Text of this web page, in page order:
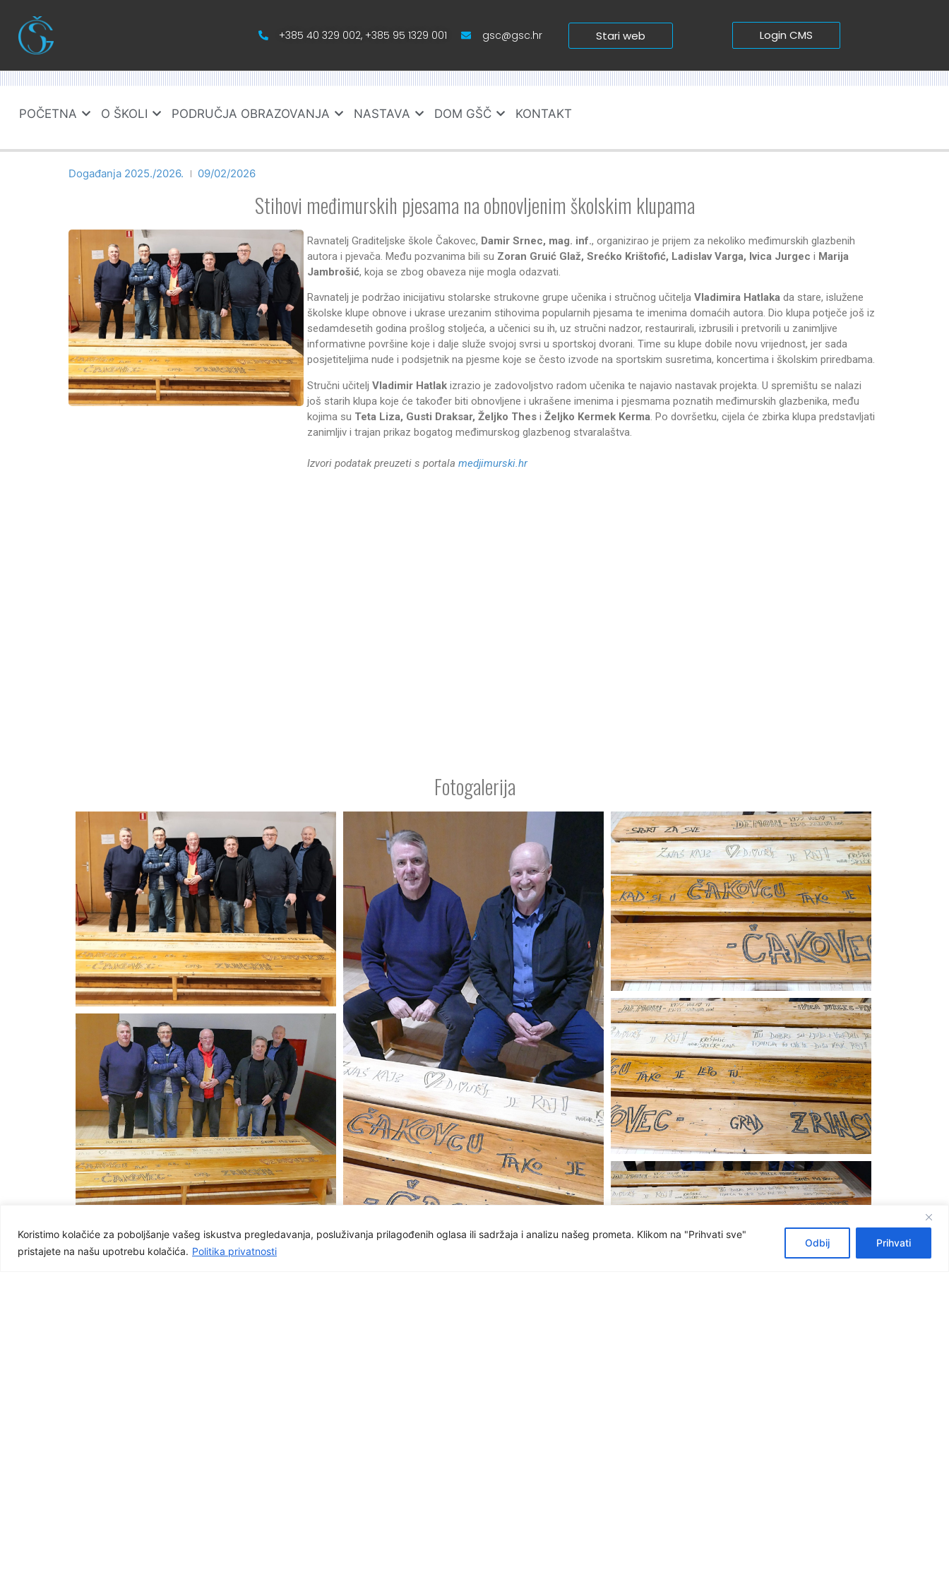
Koristimo kolačiće za poboljšanje vašeg iskustva pregledavanja, posluživanja prilagođenih oglasa ili sadržaja i analizu našeg prometa. Klikom na "Prihvati sve"
pristajete na našu upotrebu kolačića. Politika privatnosti
Odbij Prihvati
+385 40 329 002, +385 95 1329 001 gsc@gsc.hr Stari web Login CMS
POČETNA O ŠKOLI PODRUČJA OBRAZOVANJA NASTAVA DOM GŠČ KONTAKT
Događanja 2025./2026. 09/02/2026
Stihovi međimurskih pjesama na obnovljenim školskim klupama
Ravnatelj Graditeljske škole Čakovec, Damir Srnec, mag. inf., organizirao je prijem za nekoliko međimurskih glazbenih
autora i pjevača. Među pozvanima bili su Zoran Gruić Glaž, Srećko Krištofić, Ladislav Varga, Ivica Jurgec i Marija
Jambrošić, koja se zbog obaveza nije mogla odazvati.
Ravnatelj je podržao inicijativu stolarske strukovne grupe učenika i stručnog učiteljaVladimira Hatlaka da stare, islužene
školske klupe obnove i ukrase urezanim stihovima popularnih pjesama te imenima domaćih autora. Dio klupa potječe još iz
sedamdesetih godina prošlog stoljeća, a učenici su ih, uz stručni nadzor, restaurirali, izbrusili i pretvorili u zanimljive
informativne površine koje i dalje služe svojoj svrsi u sportskoj dvorani. Time su klupe dobile novu vrijednost, jer sada
posjetiteljima nude i podsjetnik na pjesme koje se često izvode na sportskim susretima, koncertima i školskim priredbama.
Stručni učiteljVladimir Hatlak izrazio je zadovoljstvo radom učenika te najavio nastavak projekta. U spremištu se nalazi
još starih klupa koje će također biti obnovljene i ukrašene imenima i pjesmama poznatih međimurskih glazbenika, među
kojima su Teta Liza, Gusti Draksar, Željko Thes iŽeljko Kermek Kerma. Po dovršetku, cijela će zbirka klupa predstavljati
zanimljiv i trajan prikaz bogatog međimurskog glazbenog stvaralaštva.
Izvori podatak preuzeti s portalamedjimurski.hr
Fotogalerija